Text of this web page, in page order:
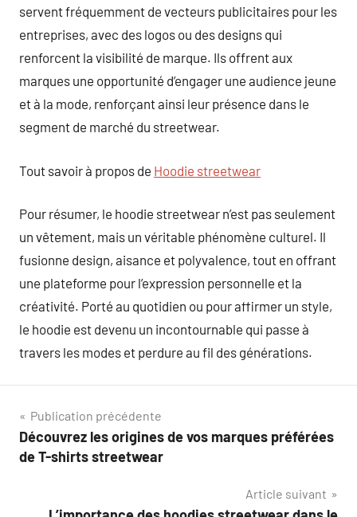
servent fréquemment de vecteurs publicitaires pour les
entreprises, avec des logos ou des designs qui
renforcent la visibilité de marque. Ils offrent aux
marques une opportunité d’engager une audience jeune
et à la mode, renforçant ainsi leur présence dans le
segment de marché du streetwear.
Tout savoir à propos de Hoodie streetwear
Pour résumer, le hoodie streetwear n’est pas seulement
un vêtement, mais un véritable phénomène culturel. Il
fusionne design, aisance et polyvalence, tout en offrant
une plateforme pour l’expression personnelle et la
créativité. Porté au quotidien ou pour affirmer un style,
le hoodie est devenu un incontournable qui passe à
travers les modes et perdure au fil des générations.
Navigation
de
Publication précédente
Découvrez les origines de vos marques préférées
de T-shirts streetwear
Article suivant